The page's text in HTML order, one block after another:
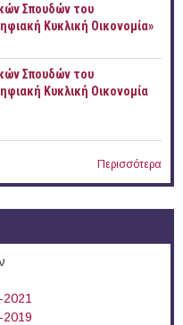
Σπουδών του
Κυκλική Οικονομία»
Σπουδών του
Κυκλική Οικονομία
Περισσότερα